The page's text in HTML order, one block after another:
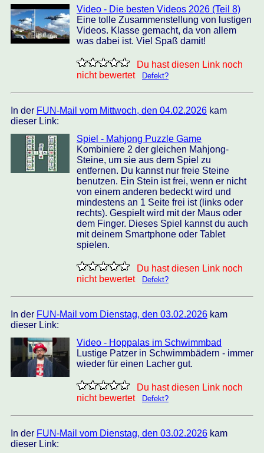
Video - Die besten Videos 2026 (Teil 8)
Eine tolle Zusammenstellung von lustigen
Videos. Klasse gemacht, da von allem
was dabei ist. Viel Spaß damit!
Du hast diesen Link noch
nicht bewertet
Defekt?
In der FUN-Mail vom Mittwoch, den 04.02.2026 kam
dieser Link:
Spiel - Mahjong Puzzle Game
Kombiniere 2 der gleichen Mahjong-
Steine, um sie aus dem Spiel zu
entfernen. Du kannst nur freie Steine
benutzen. Ein Stein ist frei, wenn er nicht
von einem anderen bedeckt wird und
mindestens an 1 Seite frei ist (links oder
rechts). Gespielt wird mit der Maus oder
dem Finger. Dieses Spiel kannst du auch
mit deinem Smartphone oder Tablet
spielen.
Du hast diesen Link noch
nicht bewertet
Defekt?
In der FUN-Mail vom Dienstag, den 03.02.2026 kam
dieser Link:
Video - Hoppalas im Schwimmbad
Lustige Patzer in Schwimmbädern - immer
wieder für einen Lacher gut.
Du hast diesen Link noch
nicht bewertet
Defekt?
In der FUN-Mail vom Dienstag, den 03.02.2026 kam
dieser Link: